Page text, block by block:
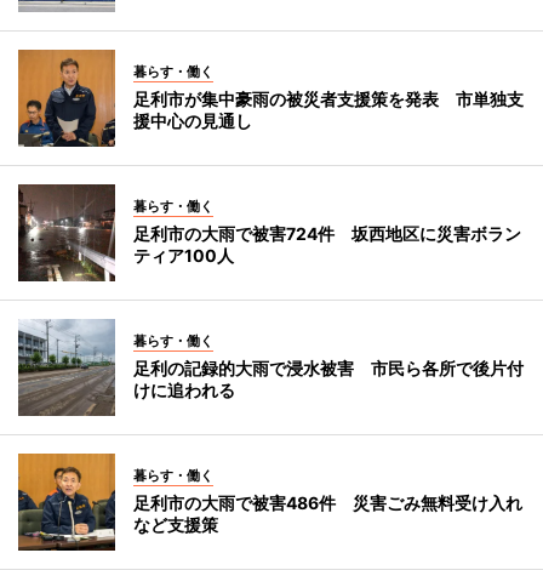
暮らす・働く
足利市が集中豪雨の被災者支援策を発表 市単独支
援中心の見通し
暮らす・働く
足利市の大雨で被害724件 坂西地区に災害ボラン
ティア100人
暮らす・働く
足利の記録的大雨で浸水被害 市民ら各所で後片付
けに追われる
暮らす・働く
足利市の大雨で被害486件 災害ごみ無料受け入れ
など支援策